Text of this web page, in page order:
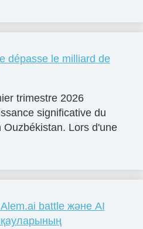
dépasse le milliard de
trimestre 2026
significative du
Lors d'une
battle және AI